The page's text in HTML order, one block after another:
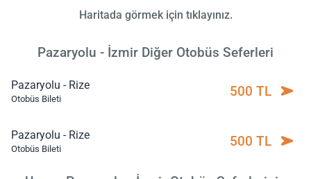
Haritada görmek için tıklayınız.
Pazaryolu - İzmir Diğer Otobüs Seferleri
Pazaryolu - Rize
Otobüs Bileti 500 TL
Pazaryolu - Rize
Otobüs Bileti 500 TL